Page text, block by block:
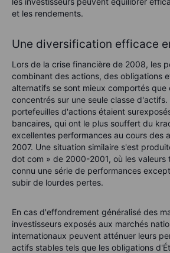
et les rendements.
Une diversification efficace
Lors de la crise financière de 2008, les
combinant des actions, des obligations
alternatifs se sont mieux comportés
concentrés sur une seule classe d'actifs.
portefeuilles d'actions étaient
bancaires, qui ont le plus souffert du
excellentes performances au cours des
2007. Une situation similaire s'est
dot com » de 2000-2001, où les valeurs
connu une série de performances
subir de lourdes pertes.
En cas d'effondrement généralisé des
investisseurs exposés aux marchés
internationaux peuvent atténuer leurs
actifs stables tels que les obligations